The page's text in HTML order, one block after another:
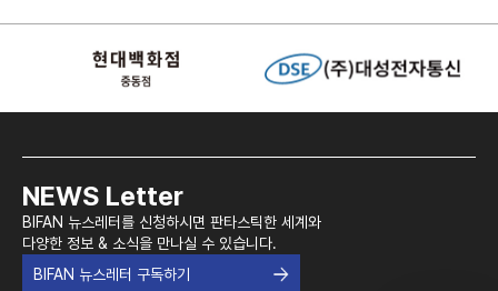
NEWS Letter
BIFAN 뉴스레터를 신청하시면 판타스틱한 세계와
다양한 정보 & 소식을 만나실 수 있습니다.
BIFAN 뉴스레터 구독하기